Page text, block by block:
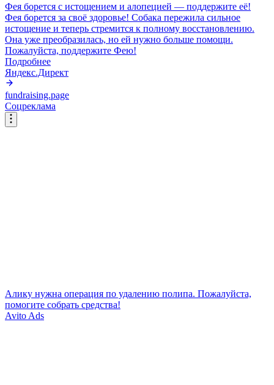
Фея борется с истощением и алопецией — поддержите её!
Фея борется за своё здоровье! Собака пережила сильное
истощение и теперь стремится к полному восстановлению.
Она уже преобразилась, но ей нужно больше помощи.
Пожалуйста, поддержите Фею!
Подробнее
Яндекс.Директ
fundraising.page
Соцреклама
Алику нужна операция по удалению полипа. Пожалуйста,
помогите собрать средства!
Avito Ads